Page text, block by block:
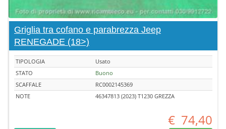
Griglia tra cofano e parabrezza Jeep
RENEGADE (18>)
TIPOLOGIA
Usato
STATO
Buono
SCAFFALE
RC0002145369
NOTE
46347813 (2023) T1230 GREZZA
€ 74,40